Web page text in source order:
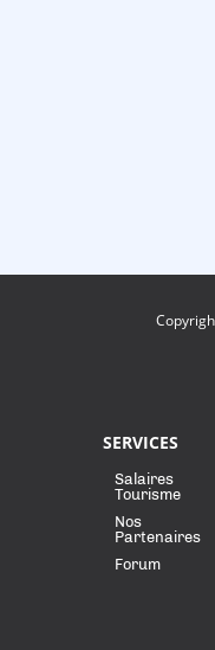
SERVICES
Salaires
Tourisme
Nos
Partenaires
Forum